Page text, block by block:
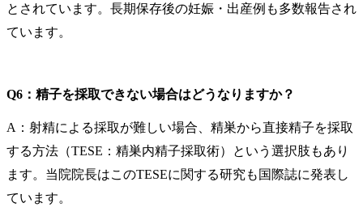
とされています。長期保存後の妊娠・出産例も多数報告され
ています。
Q6：精子を採取できない場合はどうなりますか？
A：射精による採取が難しい場合、精巣から直接精子を採取
する方法（TESE：精巣内精子採取術）という選択肢もあり
ます。当院院長はこのTESEに関する研究も国際誌に発表し
ています。